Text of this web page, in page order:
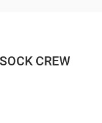
CREW